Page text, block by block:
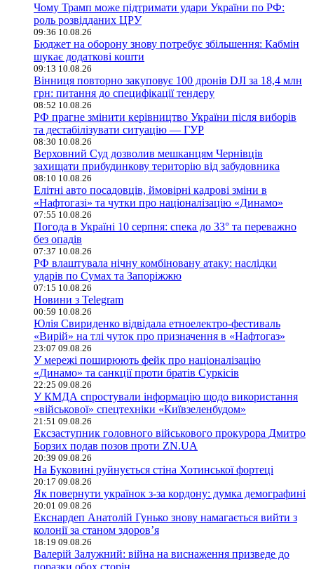
Чому Трамп може підтримати удари України по РФ:
роль розвідданих ЦРУ
09:36 10.08.26
Бюджет на оборону знову потребує збільшення: Кабмін
шукає додаткові кошти
09:13 10.08.26
Вінниця повторно закуповує 100 дронів DJI за 18,4 млн
грн: питання до специфікації тендеру
08:52 10.08.26
РФ прагне змінити керівництво України після виборів
та дестабілізувати ситуацію — ГУР
08:30 10.08.26
Верховний Суд дозволив мешканцям Чернівців
захищати прибудинкову територію від забудовника
08:10 10.08.26
Елітні авто посадовців, ймовірні кадрові зміни в
«Нафтогазі» та чутки про націоналізацію «Динамо»
07:55 10.08.26
Погода в Україні 10 серпня: спека до 33° та переважно
без опадів
07:37 10.08.26
РФ влаштувала нічну комбіновану атаку: наслідки
ударів по Сумах та Запоріжжю
07:15 10.08.26
Новини з Telegram
00:59 10.08.26
Юлія Свириденко відвідала етноелектро-фестиваль
«Вирій» на тлі чуток про призначення в «Нафтогаз»
23:07 09.08.26
У мережі поширюють фейк про націоналізацію
«Динамо» та санкції проти братів Суркісів
22:25 09.08.26
У КМДА спростували інформацію щодо використання
«військової» спецтехніки «Київзеленбудом»
21:51 09.08.26
Ексзаступник головного військового прокурора Дмитро
Борзих подав позов проти ZN.UA
20:39 09.08.26
На Буковині руйнується стіна Хотинської фортеці
20:17 09.08.26
Як повернути українок з-за кордону: думка демографині
20:01 09.08.26
Екснардеп Анатолій Гунько знову намагається вийти з
колонії за станом здоров’я
18:19 09.08.26
Валерій Залужний: війна на виснаження призведе до
поразки обох сторін